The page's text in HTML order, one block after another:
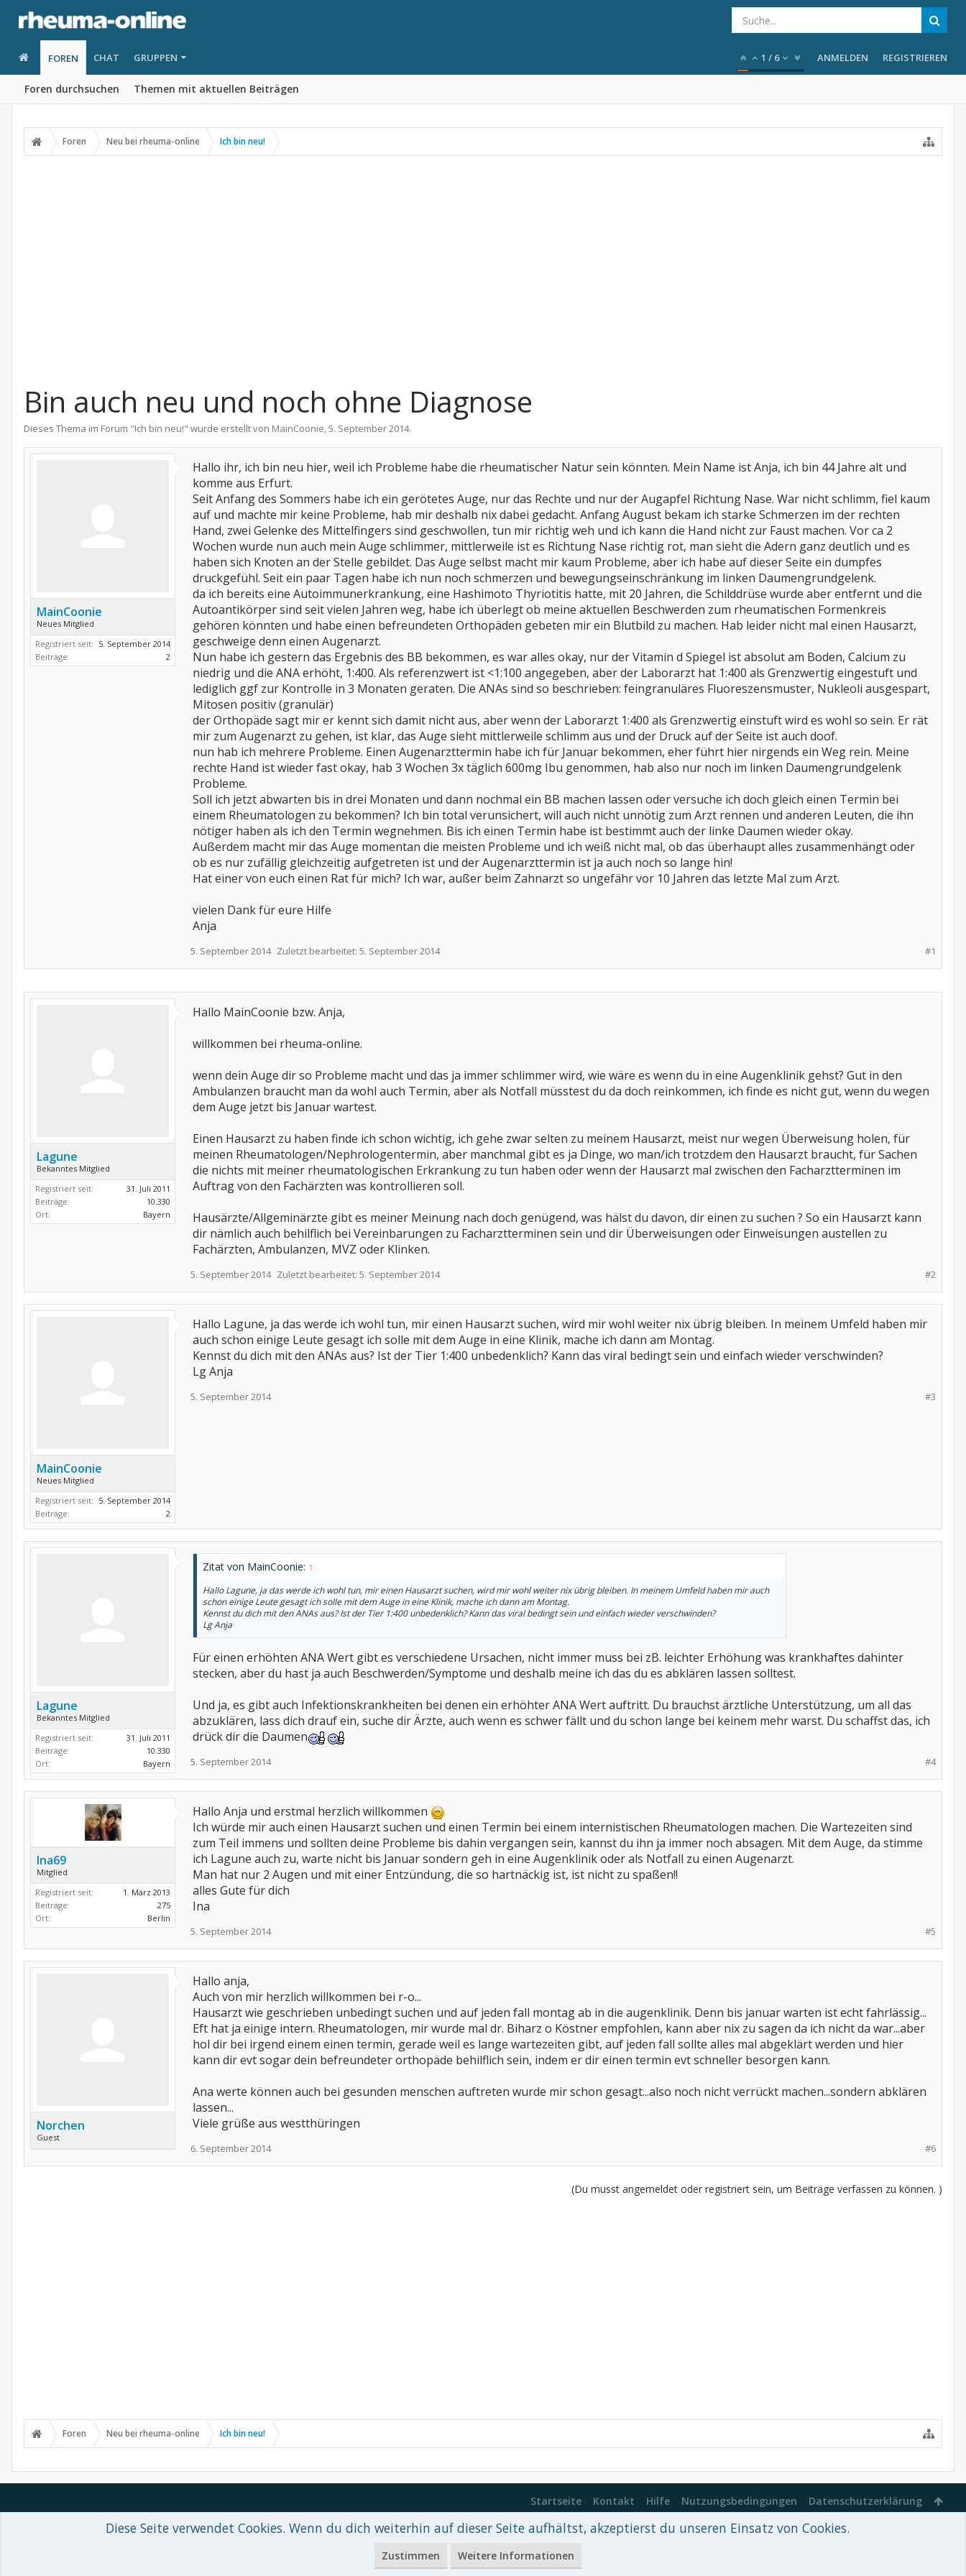
FOREN
Foren durchsuchen Themen mit aktuellen Beiträgen
CHAT GRUPPEN 1 / 6 ANMELDEN REGISTRIEREN
Foren Neu bei rheuma-online Ich bin neu!
Bin auch neu und noch ohne Diagnose
Dieses Thema im Forum "Ich bin neu!" wurde erstellt von MainCoonie,5. September 2014.
MainCoonie
Neues Mitglied
Registriert seit: 5. September 2014
Beiträge:
2
Hallo ihr, ich bin neu hier, weil ich Probleme habe die rheumatischer Natur sein könnten. Mein Name ist Anja, ich bin 44 Jahre alt und
komme aus Erfurt.
Seit Anfang des Sommers habe ich ein gerötetes Auge, nur das Rechte und nur der Augapfel Richtung Nase. War nicht schlimm, fiel kaum
auf und machte mir keine Probleme, hab mir deshalb nix dabei gedacht. Anfang August bekam ich starke Schmerzen im der rechten
Hand, zwei Gelenke des Mittelfingers sind geschwollen, tun mir richtig weh und ich kann die Hand nicht zur Faust machen. Vor ca 2
Wochen wurde nun auch mein Auge schlimmer, mittlerweile ist es Richtung Nase richtig rot, man sieht die Adern ganz deutlich und es
haben sich Knoten an der Stelle gebildet. Das Auge selbst macht mir kaum Probleme, aber ich habe auf dieser Seite ein dumpfes
druckgefühl. Seit ein paar Tagen habe ich nun noch schmerzen und bewegungseinschränkung im linken Daumengrundgelenk.
da ich bereits eine Autoimmunerkrankung, eine Hashimoto Thyriotitis hatte, mit 20 Jahren, die Schilddrüse wurde aber entfernt und die
Autoantikörper sind seit vielen Jahren weg, habe ich überlegt ob meine aktuellen Beschwerden zum rheumatischen Formenkreis
gehören könnten und habe einen befreundeten Orthopäden gebeten mir ein Blutbild zu machen. Hab leider nicht mal einen Hausarzt,
geschweige denn einen Augenarzt.
Nun habe ich gestern das Ergebnis des BB bekommen, es war alles okay, nur der Vitamin d Spiegel ist absolut am Boden, Calcium zu
niedrig und die ANA erhöht, 1:400. Als referenzwert ist <1:100 angegeben, aber der Laborarzt hat 1:400 als Grenzwertig eingestuft und
lediglich ggf zur Kontrolle in 3 Monaten geraten. Die ANAs sind so beschrieben: feingranuläres Fluoreszensmuster, Nukleoli ausgespart,
Mitosen positiv (granulär)
der Orthopäde sagt mir er kennt sich damit nicht aus, aber wenn der Laborarzt 1:400 als Grenzwertig einstuft wird es wohl so sein. Er rät
mir zum Augenarzt zu gehen, ist klar, das Auge sieht mittlerweile schlimm aus und der Druck auf der Seite ist auch doof.
nun hab ich mehrere Probleme. Einen Augenarzttermin habe ich für Januar bekommen, eher führt hier nirgends ein Weg rein. Meine
rechte Hand ist wieder fast okay, hab 3 Wochen 3x täglich 600mg Ibu genommen, hab also nur noch im linken Daumengrundgelenk
Probleme.
Soll ich jetzt abwarten bis in drei Monaten und dann nochmal ein BB machen lassen oder versuche ich doch gleich einen Termin bei
einem Rheumatologen zu bekommen? Ich bin total verunsichert, will auch nicht unnötig zum Arzt rennen und anderen Leuten, die ihn
nötiger haben als ich den Termin wegnehmen. Bis ich einen Termin habe ist bestimmt auch der linke Daumen wieder okay.
Außerdem macht mir das Auge momentan die meisten Probleme und ich weiß nicht mal, ob das überhaupt alles zusammenhängt oder
ob es nur zufällig gleichzeitig aufgetreten ist und der Augenarzttermin ist ja auch noch so lange hin!
Hat einer von euch einen Rat für mich? Ich war, außer beim Zahnarzt so ungefähr vor 10 Jahren das letzte Mal zum Arzt.
vielen Dank für eure Hilfe
Anja
#1
5. September 2014 Zuletzt bearbeitet: 5. September 2014
Lagune
Bekanntes Mitglied
Registriert seit:
31. Juli 2011
Beiträge:
10.330
Ort:
Bayern
Hallo MainCoonie bzw. Anja,
willkommen bei rheuma-online.
wenn dein Auge dir so Probleme macht und das ja immer schlimmer wird, wie wäre es wenn du in eine Augenklinik gehst? Gut in den
Ambulanzen braucht man da wohl auch Termin, aber als Notfall müsstest du da doch reinkommen, ich finde es nicht gut, wenn du wegen
dem Auge jetzt bis Januar wartest.
Einen Hausarzt zu haben finde ich schon wichtig, ich gehe zwar selten zu meinem Hausarzt, meist nur wegen Überweisung holen, für
meinen Rheumatologen/Nephrologentermin, aber manchmal gibt es ja Dinge, wo man/ich trotzdem den Hausarzt braucht, für Sachen
die nichts mit meiner rheumatologischen Erkrankung zu tun haben oder wenn der Hausarzt mal zwischen den Facharztterminen im
Auftrag von den Fachärzten was kontrollieren soll.
Hausärzte/Allgeminärzte gibt es meiner Meinung nach doch genügend, was hälst du davon, dir einen zu suchen ? So ein Hausarzt kann
dir nämlich auch behilflich bei Vereinbarungen zu Facharztterminen sein und dir Überweisungen oder Einweisungen austellen zu
Fachärzten, Ambulanzen, MVZ oder Klinken.
#2
5. September 2014 Zuletzt bearbeitet: 5. September 2014
MainCoonie
Neues Mitglied
Registriert seit: 5. September 2014
Beiträge:
2
Hallo Lagune, ja das werde ich wohl tun, mir einen Hausarzt suchen, wird mir wohl weiter nix übrig bleiben. In meinem Umfeld haben mir
auch schon einige Leute gesagt ich solle mit dem Auge in eine Klinik, mache ich dann am Montag.
Kennst du dich mit den ANAs aus? Ist der Tier 1:400 unbedenklich? Kann das viral bedingt sein und einfach wieder verschwinden?
Lg Anja
#3
5. September 2014
Lagune
Bekanntes Mitglied
Registriert seit:
31. Juli 2011
Beiträge:
10.330
Ort:
Bayern
Zitat von MainCoonie: ↑
Hallo Lagune, ja das werde ich wohl tun, mir einen Hausarzt suchen, wird mir wohl weiter nix übrig bleiben. In meinem Umfeld haben mir auch
schon einige Leute gesagt ich solle mit dem Auge in eine Klinik, mache ich dann am Montag.
Kennst du dich mit den ANAs aus? Ist der Tier 1:400 unbedenklich? Kann das viral bedingt sein und einfach wieder verschwinden?
Lg Anja
Für einen erhöhten ANA Wert gibt es verschiedene Ursachen, nicht immer muss bei zB. leichter Erhöhung was krankhaftes dahinter
stecken, aber du hast ja auch Beschwerden/Symptome und deshalb meine ich das du es abklären lassen solltest.
Und ja, es gibt auch Infektionskrankheiten bei denen ein erhöhter ANA Wert auftritt. Du brauchst ärztliche Unterstützung, um all das
abzuklären, lass dich drauf ein, suche dir Ärzte, auch wenn es schwer fällt und du schon lange bei keinem mehr warst. Du schaffst das, ich
drück dir die Daumen
#4
5. September 2014
Ina69
Mitglied
Registriert seit:
1. März 2013
Beiträge:
275
Ort:
Berlin
Hallo Anja und erstmal herzlich willkommen
Ich würde mir auch einen Hausarzt suchen und einen Termin bei einem internistischen Rheumatologen machen. Die Wartezeiten sind
zum Teil immens und sollten deine Probleme bis dahin vergangen sein, kannst du ihn ja immer noch absagen. Mit dem Auge, da stimme
ich Lagune auch zu, warte nicht bis Januar sondern geh in eine Augenklinik oder als Notfall zu einen Augenarzt.
Man hat nur 2 Augen und mit einer Entzündung, die so hartnäckig ist, ist nicht zu spaßen!!
alles Gute für dich
Ina
#5
5. September 2014
Norchen
Guest
Hallo anja,
Auch von mir herzlich willkommen bei r-o...
Hausarzt wie geschrieben unbedingt suchen und auf jeden fall montag ab in die augenklinik. Denn bis januar warten ist echt fahrlässig...
Eft hat ja einige intern. Rheumatologen, mir wurde mal dr. Biharz o Köstner empfohlen, kann aber nix zu sagen da ich nicht da war...aber
hol dir bei irgend einem einen termin, gerade weil es lange wartezeiten gibt, auf jeden fall sollte alles mal abgeklärt werden und hier
kann dir evt sogar dein befreundeter orthopäde behilflich sein, indem er dir einen termin evt schneller besorgen kann.
Ana werte können auch bei gesunden menschen auftreten wurde mir schon gesagt...also noch nicht verrückt machen...sondern abklären
lassen...
Viele grüße aus westthüringen
#6
6. September 2014
(Du musst angemeldet oder registriert sein, um Beiträge verfassen zu können. )
Foren Neu bei rheuma-online Ich bin neu!
Startseite Kontakt Hilfe Nutzungsbedingungen Datenschutzerklärung
Forum software by XenForo™© 2010-2018 XenForo Ltd.-Deutsch von xenDach©2010-2017
Diese Seite verwendet Cookies. Wenn du dich weiterhin auf dieser Seite aufhältst, akzeptierst du unseren Einsatz von Cookies.
Zustimmen Weitere Informationen